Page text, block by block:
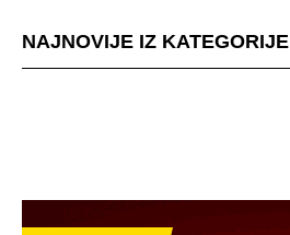
NAJNOVIJE IZ KATEGORIJE